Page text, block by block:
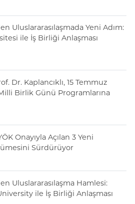
Uluslararasılaşmada Yeni Adım:
ile İş Birliği Anlaşması
Dr. Kaplancıklı, 15 Temmuz
Birlik Günü Programlarına
Onayıyla Açılan 3 Yeni
Sürdürüyor
Uluslararasılaşma Hamlesi:
ile İş Birliği Anlaşması